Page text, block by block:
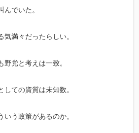
でいた。
満々だったらしい。
野党と考えは一致。
ての資質は未知数。
いう政策があるのか。